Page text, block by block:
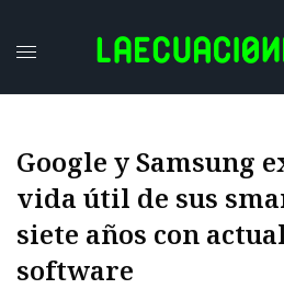
Google y Samsung
vida útil de sus
siete años con
software